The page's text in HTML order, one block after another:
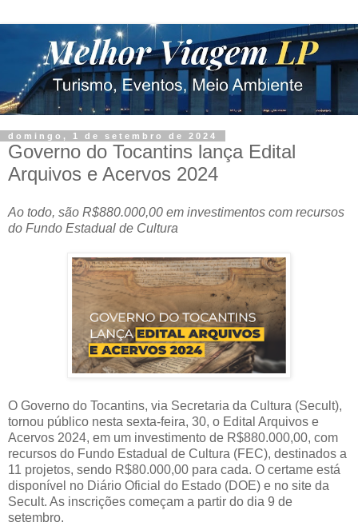
domingo, 1 de setembro de 2024
Governo do Tocantins lança Edital
Arquivos e Acervos 2024
Ao todo, são R$880.000,00 em investimentos com recursos
do Fundo Estadual de Cultura
O Governo do Tocantins, via Secretaria da Cultura (Secult),
tornou público nesta sexta-feira, 30, o Edital Arquivos e
Acervos 2024, em um investimento de R$880.000,00, com
recursos do Fundo Estadual de Cultura (FEC), destinados a
11 projetos, sendo R$80.000,00 para cada. O certame está
disponível no Diário Oficial do Estado (DOE) e no site da
Secult. As inscrições começam a partir do dia 9 de
setembro.